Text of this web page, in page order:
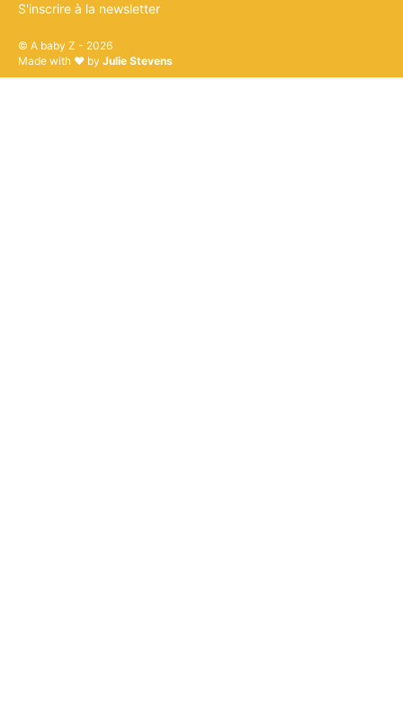
S'inscrire à la newsletter
© A baby Z - 2026
Made with ♥ by Julie Stevens